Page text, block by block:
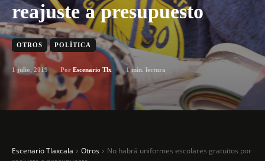
reajuste a presupuesto
OTROS POLÍTICA
1 julio, 2019 Por Escenario Tlx 1min. lectura
Escenario Tlaxcala Otros
No habrá uniformes escolares gratuitos por